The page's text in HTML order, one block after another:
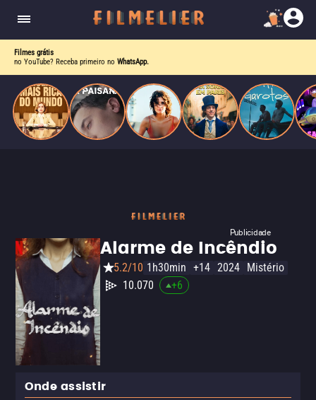
Filmes grátis
no YouTube? Receba primeiro no WhatsApp.
Publicidade
Alarme de Incêndio
5.2/10 1h30min +14 2024 Mistério
10.070
+6
Onde assistir
do
Mundo